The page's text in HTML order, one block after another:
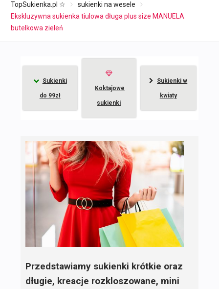
TopSukienka.pl ☆
sukienki na wesele
Ekskluzywna sukienka tiulowa długa plus size MANUELA
butelkowa zieleń
Sukienki
do 99zł
Koktajowe
sukienki
Sukienki w
kwiaty
Przedstawiamy sukienki krótkie oraz
długie, kreacje rozkloszowane, mini